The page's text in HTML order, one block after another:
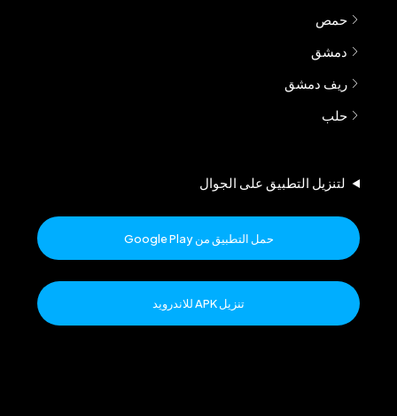
حمص
دمشق
ريف دمشق
حلب
لتنزيل التطبيق على الجوال
حمل التطبيق من Google Play
تنزيل APK للاندرويد